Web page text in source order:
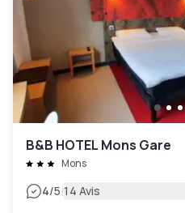
B&B HOTEL Mons Gare
Mons
4/5|14 Avis